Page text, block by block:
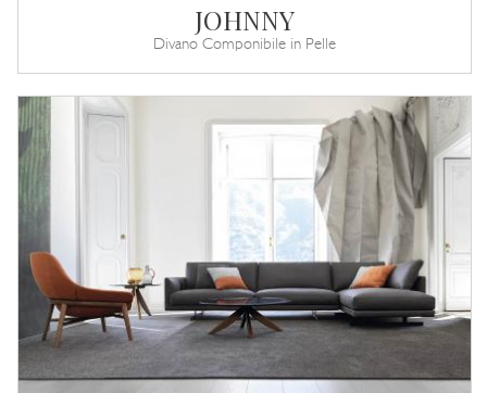
JOHNNY
Divano Componibile in Pelle